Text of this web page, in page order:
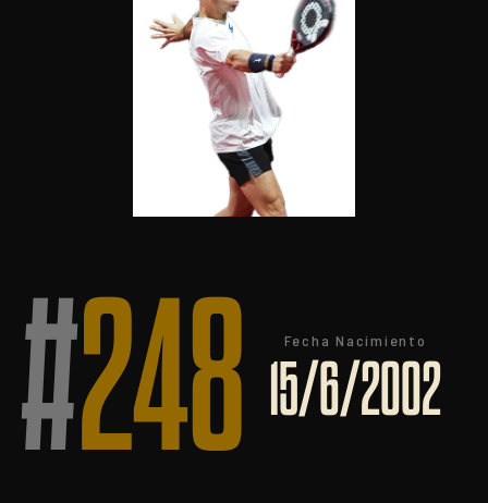
#248 Fecha Nacimiento
15/6/2002